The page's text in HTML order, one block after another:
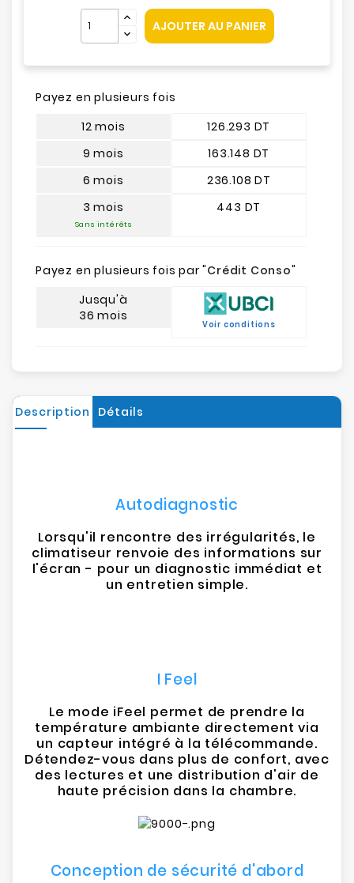
AJOUTER AU PANIER
Payez en plusieurs fois
12 mois
9 mois
6 mois
3 mois
Sans intérêts
126.293 DT
163.148 DT
236.108 DT
443 DT
Payez en plusieurs fois par "Crédit Conso"
Jusqu'à
36 mois
Voir conditions
Description Détails
Autodiagnostic
Lorsqu'il rencontre des irrégularités, le
climatiseur renvoie des informations sur
l'écran - pour un diagnostic immédiat et
un entretien simple.
I Feel
Le mode iFeel permet de prendre la
température ambiante directement via
un capteur intégré à la télécommande.
Détendez-vous dans plus de confort, avec
des lectures et une distribution d'air de
haute précision dans la chambre.
Conception de sécurité d'abord